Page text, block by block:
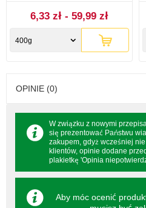
6,33 zł - 59,99 zł
400g
OPINIE (0)
W związku z nowymi
się prezentować Państwu
zakupem, gdyż wcześniej
klientów, opinie dodane
plakietkę 'Opinia
Aby móc ocenić